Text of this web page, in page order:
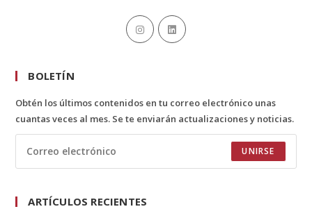
BOLETÍN
Obtén los últimos contenidos en tu correo electrónico unas
cuantas veces al mes. Se te enviarán actualizaciones y noticias.
UNIRSE
ARTÍCULOS RECIENTES